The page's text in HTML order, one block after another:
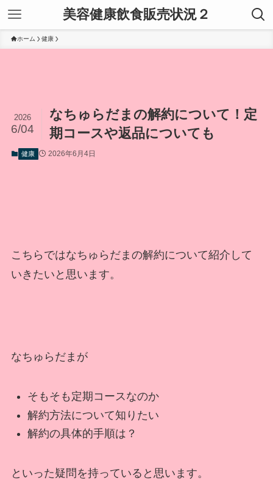
美容健康飲食販売状況２
ホーム 健康
なちゅらだまの解約について！定
期コースや返品についても
2026
6/04
健康 2026年6月4日
こちらではなちゅらだまの解約について紹介して
いきたいと思います。
なちゅらだまが
そもそも定期コースなのか
解約方法について知りたい
解約の具体的手順は？
といった疑問を持っていると思います。